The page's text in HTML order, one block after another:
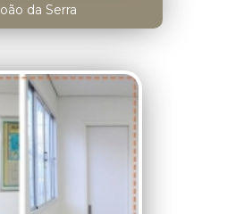
da Serra